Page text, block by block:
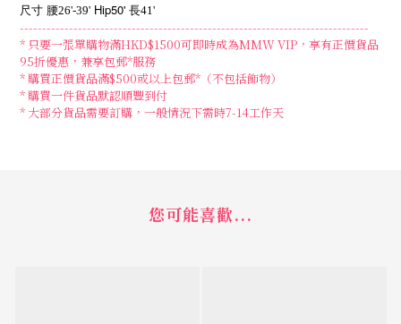
尺寸 腰26'-39' Hip50' 長41'
------------------------------------------------------------------------------
* 只要一張單購物滿HKD$1500可即時成為MMW VIP，享有正價貨品
95折優惠，兼享包郵*服務
* 購買正價貨品滿$500或以上包郵*（不包括飾物）
* 購買一件貨品默認順豐到付
* 大部分貨品需要訂購，一般情況下需時7-14工作天
您可能喜歡...